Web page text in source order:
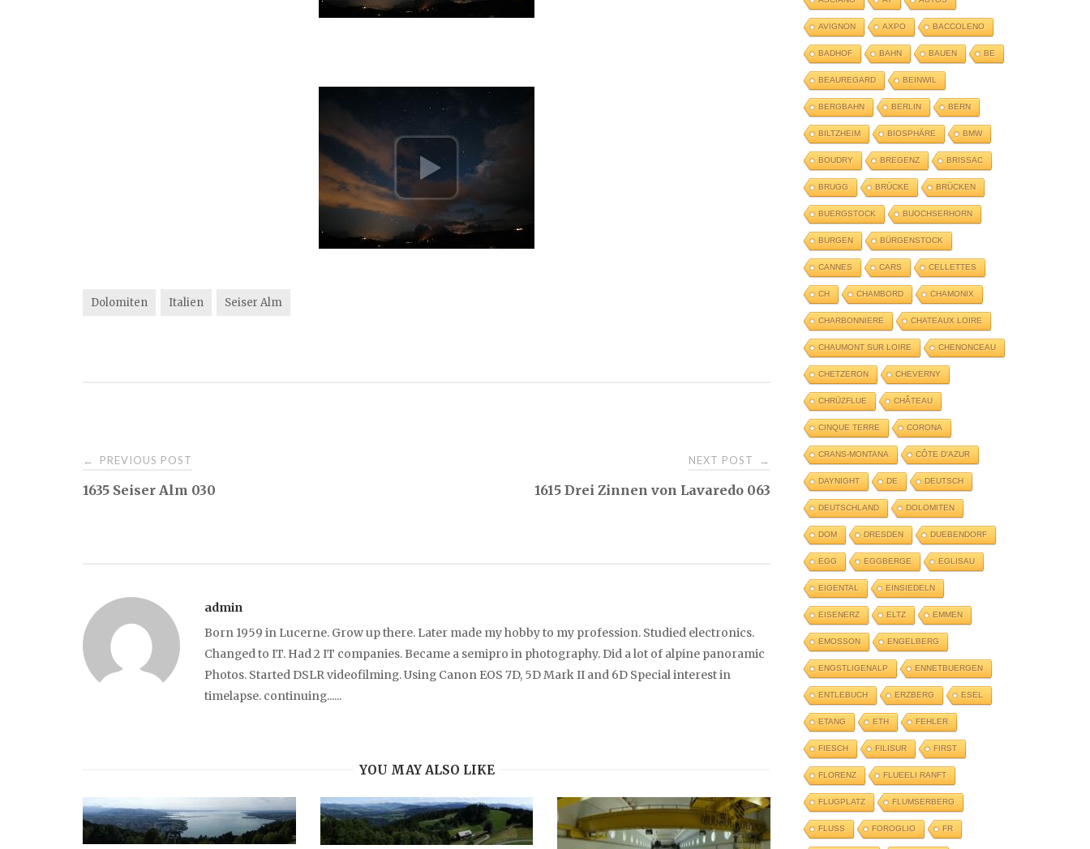
Dolomiten Italien Seiser Alm
Post
navigation
← PREVIOUS POST
1635 Seiser Alm 030
NEXT POST →
1615 Drei Zinnen von Lavaredo 063
admin
Born 1959 in Lucerne. Grow up there. Later made my hobby to my profession. Studied electronics.
Changed to IT. Had 2 IT companies. Became a semipro in photography. Did a lot of alpine panoramic
Photos. Started DSLR videofilming. Using Canon EOS 7D, 5D Mark II and 6D Special interest in
timelapse. continuing......
YOU MAY ALSO LIKE
AVIGNON AXPO BACCOLENO
BADHOF BAHN BAUEN BE
BEAUREGARD BEINWIL
BERGBAHN BERLIN BERN
BILTZHEIM BIOSPHÄRE BMW
BOUDRY BREGENZ BRISSAC
BRUGG BRÜCKE BRÜCKEN
BUERGSTOCK BUOCHSERHORN
BURGEN BÜRGENSTOCK
CANNES CARS CELLETTES
CH CHAMBORD CHAMONIX
CHARBONNIERE CHATEAUX LOIRE
CHAUMONT SUR LOIRE CHENONCEAU
CHETZERON CHEVERNY
CHRÜZFLUE CHÂTEAU
CINQUE TERRE CORONA
CRANS-MONTANA CÔTE D'AZUR
DAYNIGHT DE DEUTSCH
DEUTSCHLAND DOLOMITEN
DOM DRESDEN DUEBENDORF
EGG EGGBERGE EGLISAU
EIGENTAL EINSIEDELN
EISENERZ ELTZ EMMEN
EMOSSON ENGELBERG
ENGSTLIGENALP ENNETBUERGEN
ENTLEBUCH ERZBERG ESEL
ETANG ETH FEHLER
FIESCH FILISUR FIRST
FLORENZ FLUEELI RANFT
FLUGPLATZ FLUMSERBERG
FLUSS FOROGLIO FR